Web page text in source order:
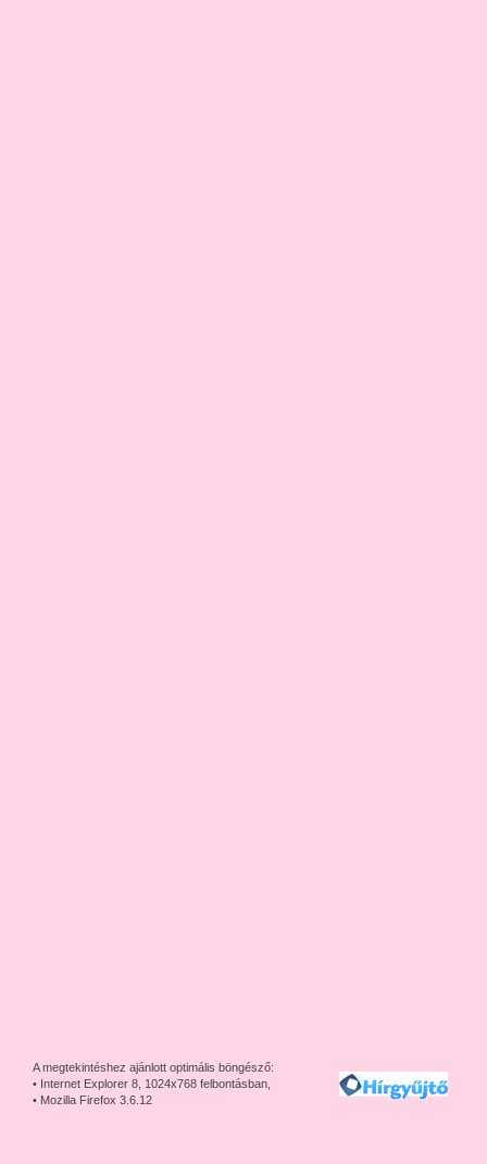
A megtekintéshez ajánlott optimális böngésző:
• Internet Explorer 8, 1024x768 felbontásban,
• Mozilla Firefox 3.6.12